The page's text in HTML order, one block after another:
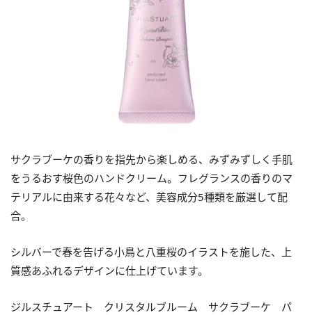
サクラブーケの香りを指先から楽しめる、みずみずしく手肌
をうるおす桜色のハンドクリーム。フレグランスの香りのマ
テリアルに由来する花々など、美容成分5種類を厳選して配
合。
シルバーで春を告げる小鳥と八重桜のイラストを施した、上
質感あふれるデザインに仕上げています。
ジルスチュアート クリスタルブルーム サクラブーケ パ